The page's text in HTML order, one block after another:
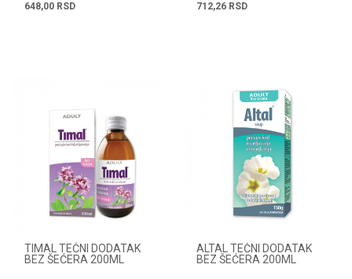
648,00 RSD 712,26 RSD
TIMAL TEČNI DODATAK
BEZ ŠEĆERA 200ML
ALTAL TEČNI DODATAK
BEZ ŠEĆERA 200ML